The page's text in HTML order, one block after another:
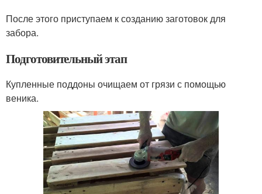
После этого приступаем к созданию заготовок для
забора.
Подготовительный этап
Купленные поддоны очищаем от грязи с помощью
веника.